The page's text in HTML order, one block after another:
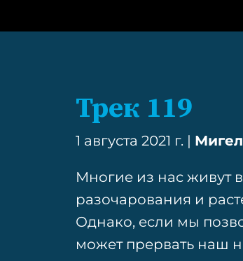
Трек 119
1 августа 2021 г. |
Многие из нас живут
разочарования и
Однако, если мы
может прервать наш